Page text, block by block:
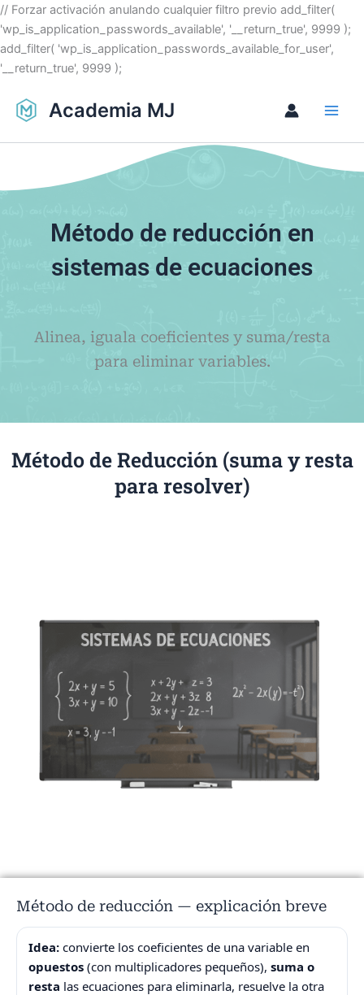
// Forzar activación anulando cualquier filtro previo add_filter(
'wp_is_application_passwords_available', '__return_true', 9999 );
add_filter( 'wp_is_application_passwords_available_for_user',
'__return_true', 9999 );
Ir
al
contenido
Academia MJ
Método de reducción en
sistemas de ecuaciones
Alinea, iguala coeficientes y suma/resta
para eliminar variables.
Método de Reducción (suma y resta
para resolver)
Método de reducción — explicación breve
Idea: convierte los coeficientes de una variable en
opuestos (con multiplicadores pequeños), suma o
resta las ecuaciones para eliminarla, resuelve la otra